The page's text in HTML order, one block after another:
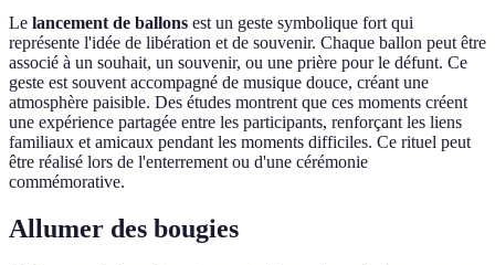
Le lancement de ballons est un geste symbolique fort qui
représente l'idée de libération et de souvenir. Chaque ballon peut être
associé à un souhait, un souvenir, ou une prière pour le défunt. Ce
geste est souvent accompagné de musique douce, créant une
atmosphère paisible. Des études montrent que ces moments créent
une expérience partagée entre les participants, renforçant les liens
familiaux et amicaux pendant les moments difficiles. Ce rituel peut
être réalisé lors de l'enterrement ou d'une cérémonie
commémorative.
Allumer des bougies